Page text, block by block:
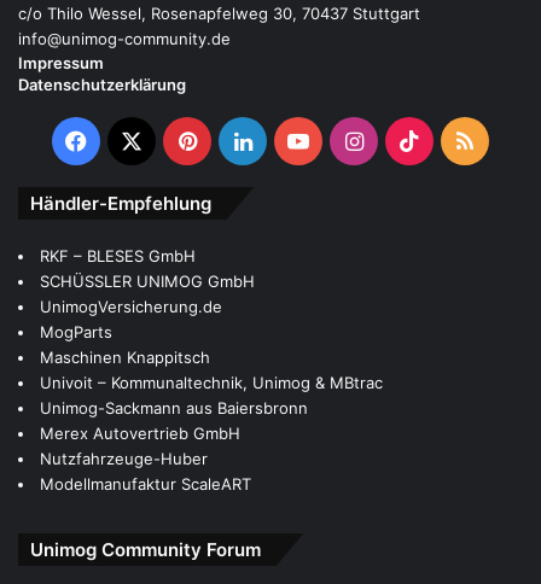
c/o Thilo Wessel, Rosenapfelweg 30, 70437 Stuttgart
info@unimog-community.de
Impressum
Datenschutzerklärung
Facebook
X PinterestLinkedInYouTubeInstagram
TikTokRSS
Händler-Empfehlung
Univoit – Kommunaltechnik, Unimog & MBtrac
Modellmanufaktur ScaleART
Merex Autovertrieb GmbH
Unimog-Sackmann aus Baiersbronn
RKF – BLESES GmbH
MogParts
SCHÜSSLER UNIMOG GmbH
UnimogVersicherung.de
Maschinen Knappitsch
Nutzfahrzeuge-Huber
Unimog Community Forum